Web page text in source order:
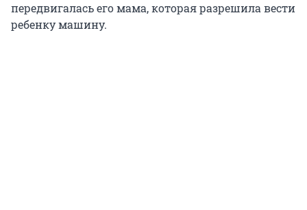
передвигалась его мама, которая разрешила вести
ребенку машину.